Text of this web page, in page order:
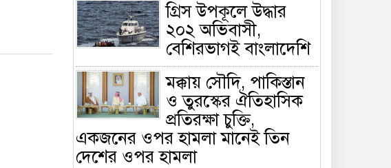
গ্রিস উপকূলে উদ্ধার
২০২ অভিবাসী,
বেশিরভাগই বাংলাদেশি
মক্কায় সৌদি, পাকিস্তান
ও তুরস্কের ঐতিহাসিক
প্রতিরক্ষা চুক্তি,
একজনের ওপর হামলা মানেই তিন
দেশের ওপর হামলা